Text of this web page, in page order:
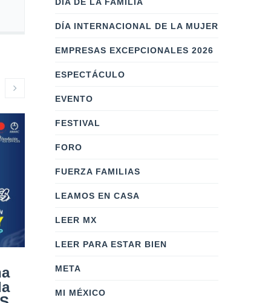
Superemos juntos el
7.5: Unidos por Ellos
DÍA INTERNACIONAL DE LA MUJER
EMPRESAS EXCEPCIONALES 2026
ESPECTÁCULO
EVENTO
FESTIVAL
FORO
FUERZA FAMILIAS
LEAMOS EN CASA
LEER MX
LEER PARA ESTAR BIEN
META
MI MÉXICO